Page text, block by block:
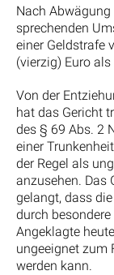
Nach
sprechenden
einer Geldstrafe
(vierzig) Euro
Von der
hat das Gericht
des § 69 Abs. 2
einer
der Regel als
anzusehen. Das
gelangt, dass
durch
Angeklagte
ungeeignet zum
werden kann.